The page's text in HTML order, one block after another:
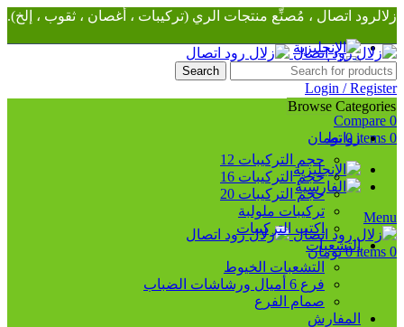
زلالرود اتصال ، مُصنِّع منتجات الري (تركيبات ، أغصان ، ثقوب ، إلخ).
Search
Login / Register
0
Wishlist
0
Compare
0
items
0 تومان
Menu
0
items
0 تومان
Browse Categories
روابط
حجم التركيبات 12
حجم التركيبات 16
حجم التركيبات 20
تركيبات ملولبة
اكتب التركيبات
التشعبات
التشعبات الخيوط
فرع 6 أميال ورشاشات الضباب
صمام الفرع
المفارش